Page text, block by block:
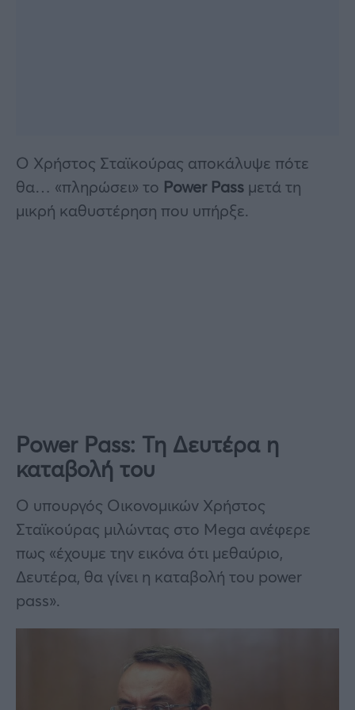
Ο Χρήστος Σταϊκούρας αποκάλυψε πότε
θα… «πληρώσει» το Power Pass μετά τη
μικρή καθυστέρηση που υπήρξε.
Power Pass: Τη Δευτέρα η
καταβολή του
Ο υπουργός Οικονομικών Χρήστος
Σταϊκούρας μιλώντας στο Mega ανέφερε
πως «έχουμε την εικόνα ότι μεθαύριο,
Δευτέρα, θα γίνει η καταβολή του power
pass».